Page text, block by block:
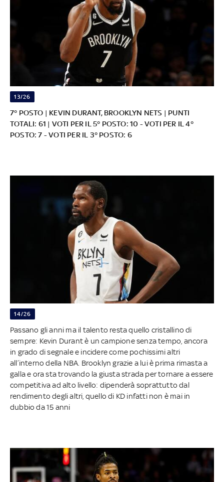
13/26
7° POSTO | KEVIN DURANT, BROOKLYN NETS | PUNTI
TOTALI: 61 | VOTI PER IL 5° POSTO: 10 - VOTI PER IL 4°
POSTO: 7 - VOTI PER IL 3° POSTO: 6
14/26
Passano gli anni ma il talento resta quello cristallino di
sempre: Kevin Durant è un campione senza tempo, ancora
in grado di segnale e incidere come pochissimi altri
all’interno della NBA. Brooklyn grazie a lui è prima rimasta a
galla e ora sta trovando la giusta strada per tornare a essere
competitiva ad alto livello: dipenderà soprattutto dal
rendimento degli altri, quello di KD infatti non è mai in
dubbio da 15 anni